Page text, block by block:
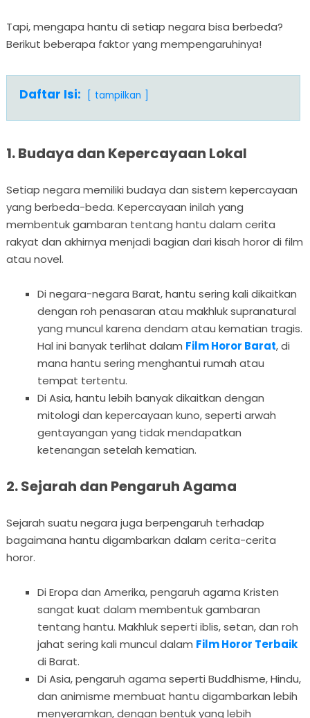
Tapi, mengapa hantu di setiap negara bisa berbeda?
Berikut beberapa faktor yang mempengaruhinya!
Daftar Isi: tampilkan
1. Budaya dan Kepercayaan Lokal
Setiap negara memiliki budaya dan sistem kepercayaan
yang berbeda-beda. Kepercayaan inilah yang
membentuk gambaran tentang hantu dalam cerita
rakyat dan akhirnya menjadi bagian dari kisah horor di film
atau novel.
Di negara-negara Barat, hantu sering kali dikaitkan
dengan roh penasaran atau makhluk supranatural
yang muncul karena dendam atau kematian tragis.
Hal ini banyak terlihat dalam Film Horor Barat, di
mana hantu sering menghantui rumah atau
tempat tertentu.
Di Asia, hantu lebih banyak dikaitkan dengan
mitologi dan kepercayaan kuno, seperti arwah
gentayangan yang tidak mendapatkan
ketenangan setelah kematian.
2. Sejarah dan Pengaruh Agama
Sejarah suatu negara juga berpengaruh terhadap
bagaimana hantu digambarkan dalam cerita-cerita
horor.
Di Eropa dan Amerika, pengaruh agama Kristen
sangat kuat dalam membentuk gambaran
tentang hantu. Makhluk seperti iblis, setan, dan roh
jahat sering kali muncul dalam Film Horor Terbaik
di Barat.
Di Asia, pengaruh agama seperti Buddhisme, Hindu,
dan animisme membuat hantu digambarkan lebih
menyeramkan, dengan bentuk yang lebih